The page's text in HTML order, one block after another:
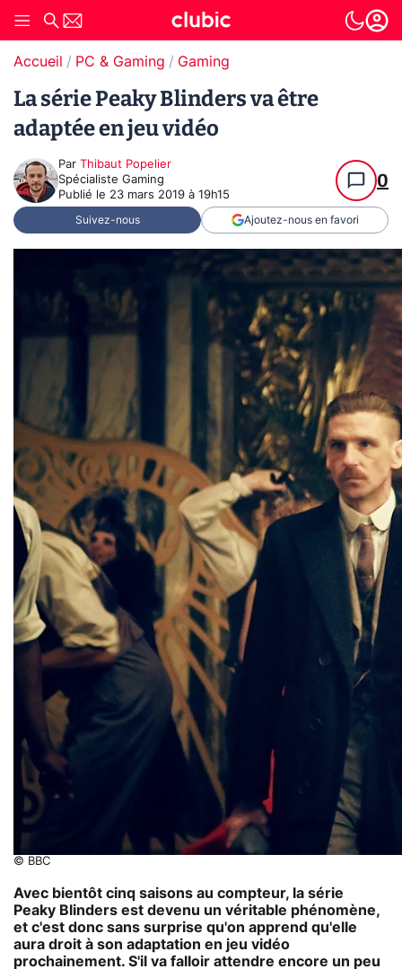
Accueil PC & Gaming Gaming
La série Peaky Blinders va être
adaptée en jeu vidéo
Par Thibaut Popelier
Spécialiste Gaming
Publié le 23 mars 2019 à 19h15
0
Suivez-nous Ajoutez-nous en favori
© BBC
Avec bientôt cinq saisons au compteur, la série
Peaky Blinders est devenu un véritable phénomène,
et c'est donc sans surprise qu'on apprend qu'elle
aura droit à son adaptation en jeu vidéo
prochainement. S'il va falloir attendre encore un peu